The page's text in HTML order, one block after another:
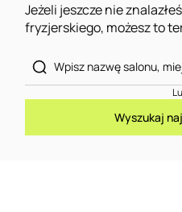
Jeżeli jeszcze nie
fryzjerskiego, możesz to
Wyszukaj